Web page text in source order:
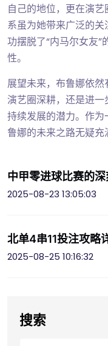
自己的地位，更在演
系虽为她带来广泛的
功摆脱了“内马尔女友
性。
展望未来，布鲁娜依
演艺圈深耕，还是进
持续发展的潜力。作
鲁娜的未来之路无疑充
中甲零进球比赛的
2025-08-23 13:05:03
北单4串11投注攻略
2025-08-25 10:16:32
搜索